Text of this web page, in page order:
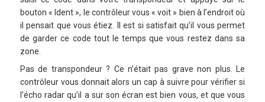
bouton « Ident », le contrôleur vous « voit » bien à l’endroit où
il pensait que vous étiez. Il est si satisfait qu’il vous permet
de garder ce code tout le temps que vous restez dans sa
zone.
Pas de transpondeur ? Ce n’était pas grave non plus. Le
contrôleur vous donnait alors un cap à suivre pour vérifier si
l’écho radar qu’il a sur son écran est bien vous, et que vous